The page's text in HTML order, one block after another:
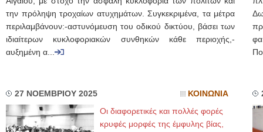
την πρόληψη τροχαίων ατυχημάτων. Συγκεκριμένα, τα μέτρα
περιλαμβάνουν:-αστυνόμευση του οδικού δικτύου, βάσει των
ιδιαίτερων κυκλοφοριακών συνθηκών κάθε περιοχής,-
αυξημένη α...
27 ΝΟΕΜΒΡΙΟΥ 2025 ΚΟΙΝΩΝΙΑ
Οι διαφορετικές και πολλές φορές
κρυφές μορφές της έμφυλης βίας,